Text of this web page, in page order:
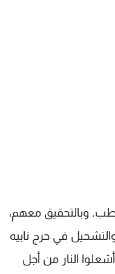
وبالتحقيق معهم،
في حرج نابيه
النار من أجل